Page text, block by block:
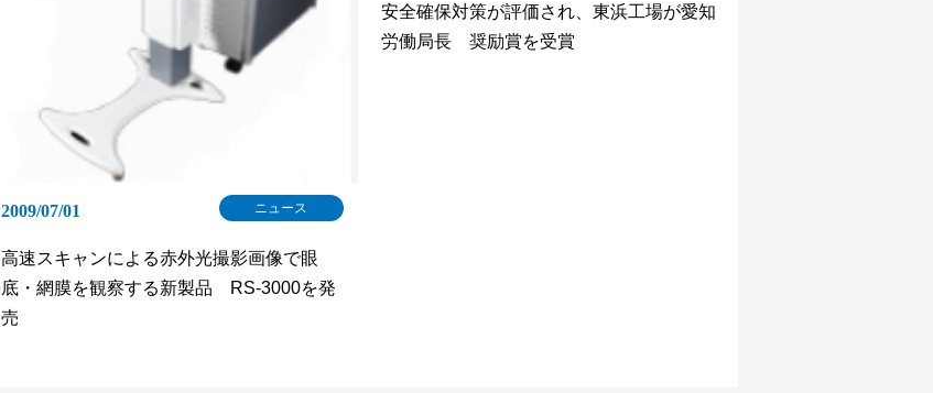
2009/07/01 ニュース
高速スキャンによる赤外光撮影画像で眼
底・網膜を観察する新製品 RS-3000を発
売
安全確保対策が評価され、東浜工場が愛知
労働局長 奨励賞を受賞